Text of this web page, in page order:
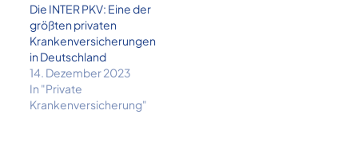
Die INTER PKV: Eine der
größten privaten
Krankenversicherungen
in Deutschland
14. Dezember 2023
In "Private
Krankenversicherung"